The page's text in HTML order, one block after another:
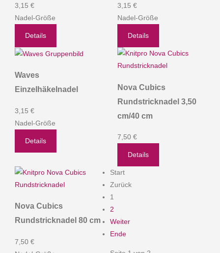
3,15 €
Nadel-Größe
Details
3,15 €
Nadel-Größe
Details
Waves
Einzelhäkelnadel
3,15 €
Nadel-Größe
Details
Nova Cubics
Rundstricknadel 3,50
cm/40 cm
7,50 €
Details
Nova Cubics
Rundstricknadel 80 cm
7,50 €
Start
Zurück
1
2
Weiter
Ende